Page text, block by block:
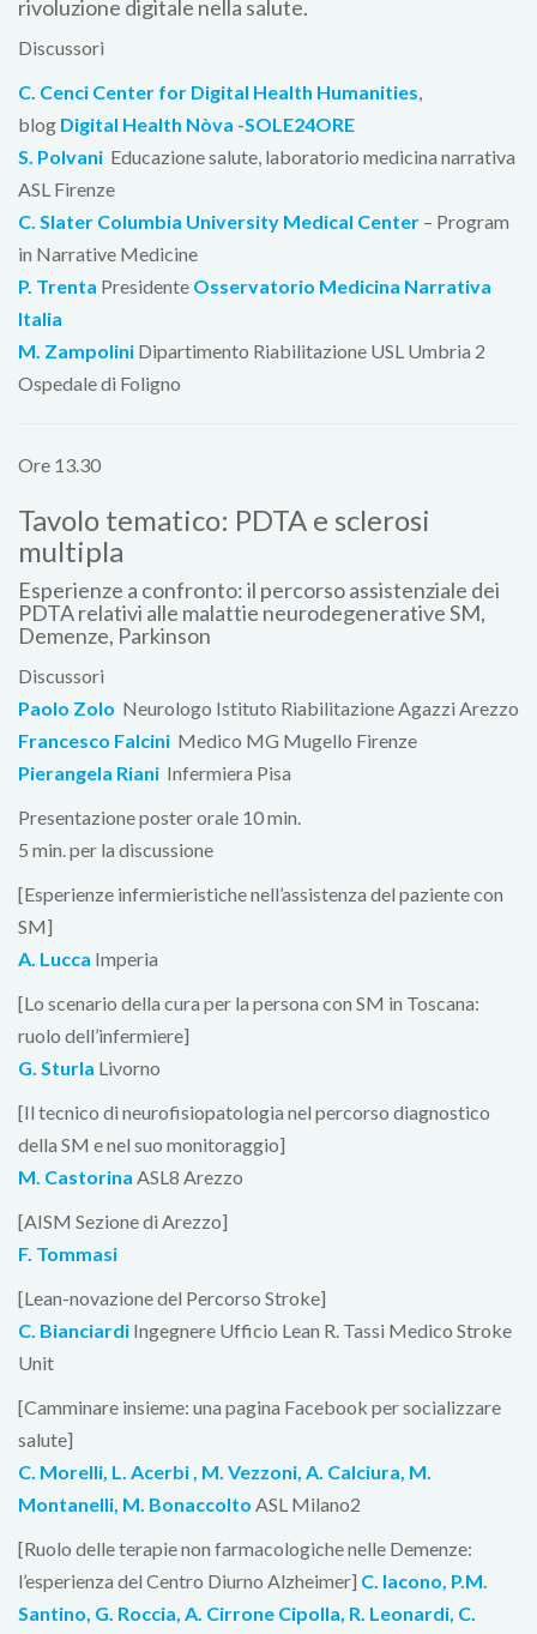
rivoluzione digitale nella salute.
Discussori
C. Cenci Center for Digital Health Humanities,
blog Digital Health Nòva -SOLE24ORE
S. Polvani Educazione salute, laboratorio medicina narrativa
ASL Firenze
C. Slater Columbia University Medical Center – Program
in Narrative Medicine
P. Trenta Presidente Osservatorio Medicina Narrativa
Italia
M. Zampolini Dipartimento Riabilitazione USL Umbria 2
Ospedale di Foligno
Ore 13.30
Tavolo tematico: PDTA e sclerosi
multipla
Esperienze a confronto: il percorso assistenziale dei
PDTA relativi alle malattie neurodegenerative SM,
Demenze, Parkinson
Discussori
Paolo Zolo Neurologo Istituto Riabilitazione Agazzi Arezzo
Francesco Falcini Medico MG Mugello Firenze
Pierangela Riani Infermiera Pisa
Presentazione poster orale 10 min.
5 min. per la discussione
[Esperienze infermieristiche nell’assistenza del paziente con
SM]
A. Lucca Imperia
[Lo scenario della cura per la persona con SM in Toscana:
ruolo dell’infermiere]
G. Sturla Livorno
[Il tecnico di neurofisiopatologia nel percorso diagnostico
della SM e nel suo monitoraggio]
M. Castorina ASL8 Arezzo
[AISM Sezione di Arezzo]
F. Tommasi
[Lean-novazione del Percorso Stroke]
C. Bianciardi Ingegnere Ufficio Lean R. Tassi Medico Stroke
Unit
[Camminare insieme: una pagina Facebook per socializzare
salute]
C. Morelli, L. Acerbi , M. Vezzoni, A. Calciura, M.
Montanelli, M. Bonaccolto ASL Milano2
[Ruolo delle terapie non farmacologiche nelle Demenze:
l’esperienza del Centro Diurno Alzheimer] C. Iacono, P.M.
Santino, G. Roccia, A. Cirrone Cipolla, R. Leonardi, C.